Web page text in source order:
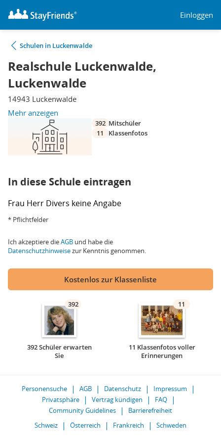
Einloggen
Schulen in Luckenwalde
Realschule Luckenwalde,
Luckenwalde
14943 Luckenwalde
Mehr anzeigen
392 Mitschüler
11
Klassenfotos
In diese Schule eintragen
Frau Herr Divers keine Angabe
* Pflichtfelder
Ich akzeptiere dieAGB und habe die
Datenschutzhinweisezur Kenntnis genommen.
Kostenlos zur Klassenliste
392
392 Schüler erwarten
Sie
11
11 Klassenfotos voller
Erinnerungen
Personensuche AGB Datenschutz
Impressum
Privatsphäre
Vertrag kündigen
FAQ
Community Guidelines
Barrierefreiheit
Schweiz
Österreich Frankreich Schweden